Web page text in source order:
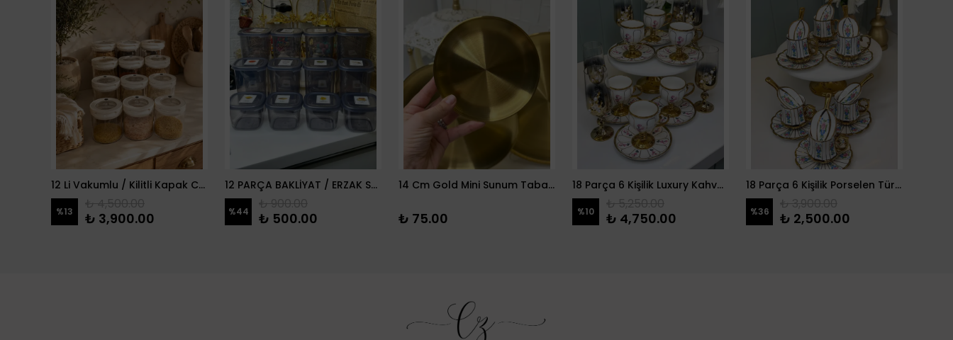
12 Li Vakumlu / Kilitli Kapak Cam Erzak Kabı / Kavanoz
%13 ₺ 3,900.00
12 PARÇA BAKLİYAT / ERZAK SETİ
%44 ₺ 500.00
14 Cm Gold Mini Sunum Tabağı
₺ 75.00
18 Parça 6 Kişilik Luxury Kahve Sunum Seti
%10 ₺ 4,750.00
18 Parça 6 Kişilik Porselen Türk Kahvesi Fincanı & Drajelik
%36 ₺ 2,500.00